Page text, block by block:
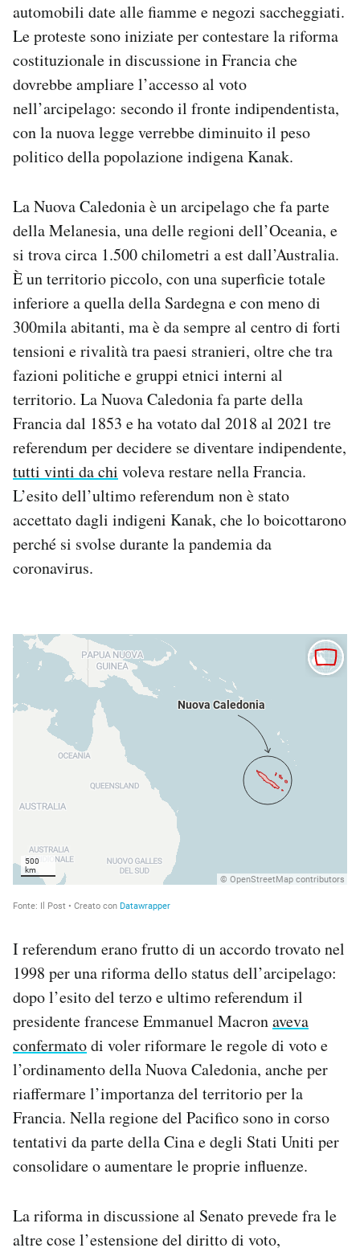
automobili date alle fiamme e negozi saccheggiati.
Le proteste sono iniziate per contestare la riforma
costituzionale in discussione in Francia che
dovrebbe ampliare l’accesso al voto
nell’arcipelago: secondo il fronte indipendentista,
con la nuova legge verrebbe diminuito il peso
politico della popolazione indigena Kanak.
La Nuova Caledonia è un arcipelago che fa parte
della Melanesia, una delle regioni dell’Oceania, e
si trova circa 1.500 chilometri a est dall’Australia.
È un territorio piccolo, con una superficie totale
inferiore a quella della Sardegna e con meno di
300mila abitanti, ma è da sempre al centro di forti
tensioni e rivalità tra paesi stranieri, oltre che tra
fazioni politiche e gruppi etnici interni al
territorio. La Nuova Caledonia fa parte della
Francia dal 1853 e ha votato dal 2018 al 2021 tre
referendum per decidere se diventare indipendente,
tutti vinti da chi voleva restare nella Francia.
L’esito dell’ultimo referendum non è stato
accettato dagli indigeni Kanak, che lo boicottarono
perché si svolse durante la pandemia da
coronavirus.
I referendum erano frutto di un accordo trovato nel
1998 per una riforma dello status dell’arcipelago:
dopo l’esito del terzo e ultimo referendum il
presidente francese Emmanuel Macronaveva
confermatodi voler riformare le regole di voto e
l’ordinamento della Nuova Caledonia, anche per
riaffermare l’importanza del territorio per la
Francia. Nella regione del Pacifico sono in corso
tentativi da parte della Cina e degli Stati Uniti per
consolidare o aumentare le proprie influenze.
La riforma in discussione al Senato prevede fra le
altre cose l’estensione del diritto di voto,